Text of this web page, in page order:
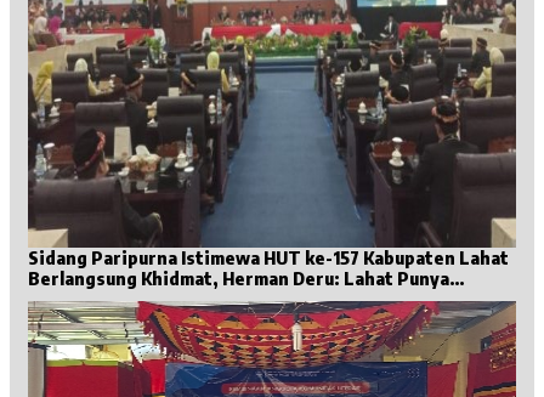
Sidang Paripurna Istimewa HUT ke-157 Kabupaten Lahat
Berlangsung Khidmat, Herman Deru: Lahat Punya
Sejarah Besar untuk Sumsel